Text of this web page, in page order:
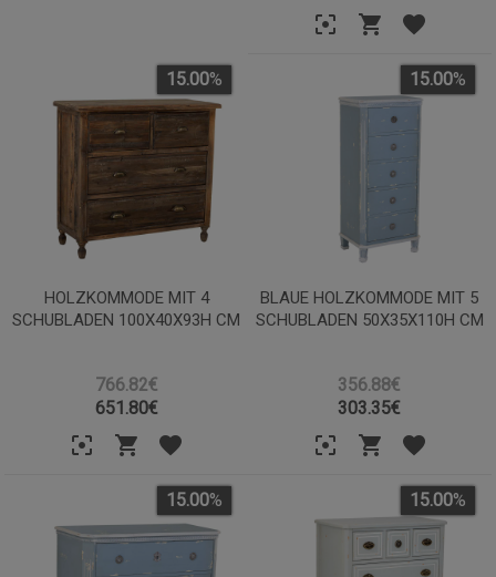
HOLZKOMMODE MIT 4
SCHUBLADEN 100X40X93H CM
766.82€
15.00%
651.80€
BLAUE HOLZKOMMODE MIT 5
SCHUBLADEN 50X35X110H CM
356.88€
15.00%
303.35€
15.00% 15.00%